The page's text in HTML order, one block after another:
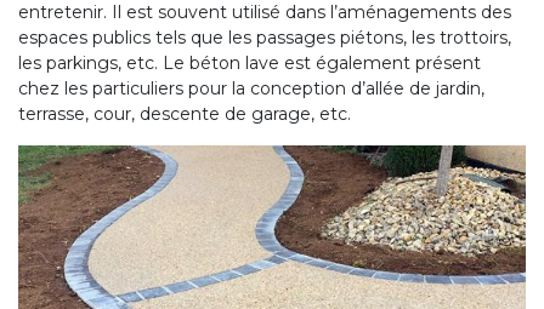
entretenir. Il est souvent utilisé dans l’aménagements des
espaces publics tels que les passages piétons, les trottoirs,
les parkings, etc. Le béton lave est également présent
chez les particuliers pour la conception d’allée de jardin,
terrasse, cour, descente de garage, etc.